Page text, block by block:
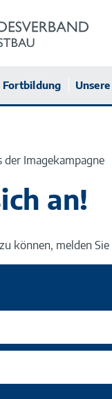
Fortbildung
der Imagekampagne
an!
können, melden